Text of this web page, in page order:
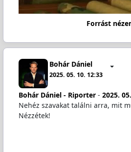
Forrást
Bohár Dániel
2025. 05. 10. 12:33
Bohár Dániel - Riporter- 2025.
Nehéz szavakat találni arra, mit
Nézzétek!